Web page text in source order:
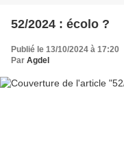
52/2024 : écolo ?
Publié le 13/10/2024 à 17:20
Par Agdel